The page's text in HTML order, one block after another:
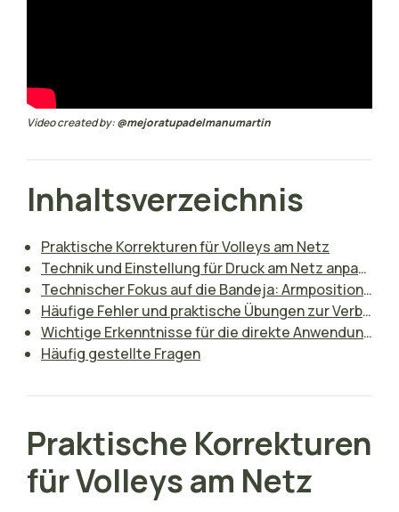
Video created by:@mejoratupadelmanumartin
Inhaltsverzeichnis
Praktische Korrekturen für Volleys am Netz
Technik und Einstellung für Druck am Netz anpassen
Technischer Fokus auf die Bandeja: Armposition und Vorbereitung
Häufige Fehler und praktische Übungen zur Verbesserung
Wichtige Erkenntnisse für die direkte Anwendung auf dem Platz
Häufig gestellte Fragen
Praktische Korrekturen
für Volleys am Netz